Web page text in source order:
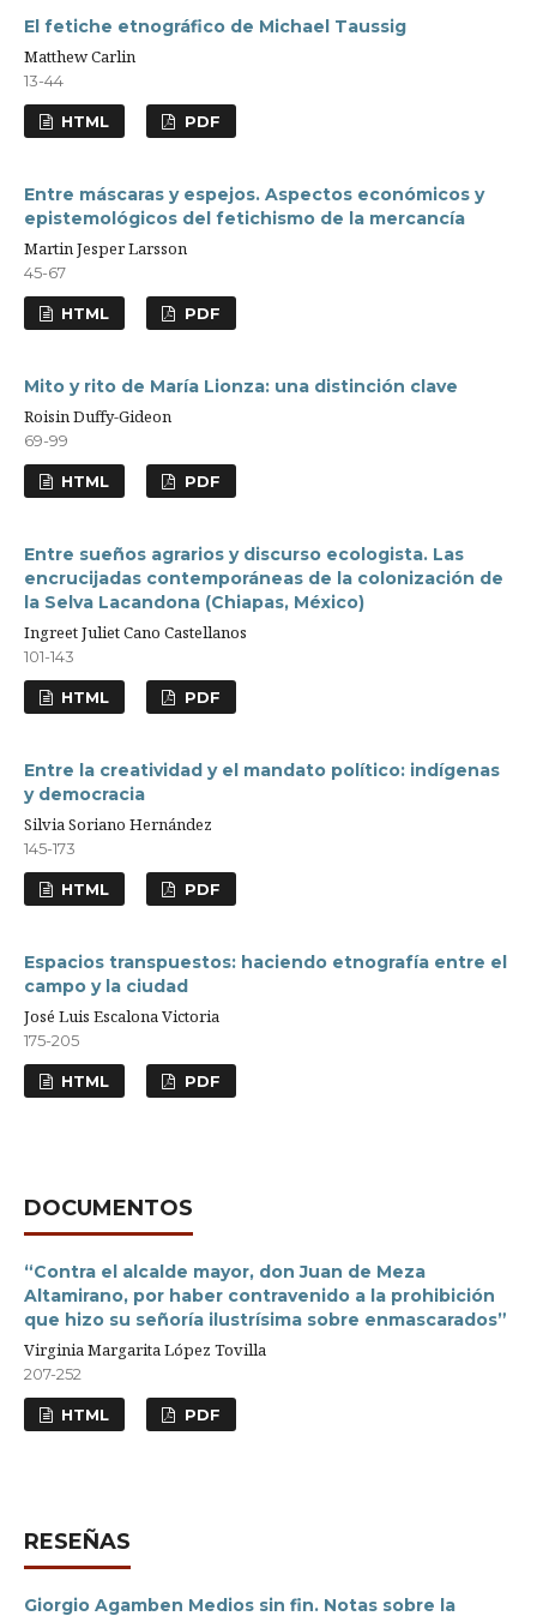
El fetiche etnográfico de Michael Taussig
Matthew Carlin
13-44
HTML PDF
Entre máscaras y espejos. Aspectos económicos y
epistemológicos del fetichismo de la mercancía
Martin Jesper Larsson
45-67
HTML PDF
Mito y rito de María Lionza: una distinción clave
Roisin Duffy-Gideon
69-99
HTML PDF
Entre sueños agrarios y discurso ecologista. Las
encrucijadas contemporáneas de la colonización de
la Selva Lacandona (Chiapas, México)
Ingreet Juliet Cano Castellanos
101-143
HTML PDF
Entre la creatividad y el mandato político: indígenas
y democracia
Silvia Soriano Hernández
145-173
HTML PDF
Espacios transpuestos: haciendo etnografía entre el
campo y la ciudad
José Luis Escalona Victoria
175-205
HTML PDF
DOCUMENTOS
“Contra el alcalde mayor, don Juan de Meza
Altamirano, por haber contravenido a la prohibición
que hizo su señoría ilustrísima sobre enmascarados”
Virginia Margarita López Tovilla
207-252
HTML PDF
RESEÑAS
Giorgio Agamben Medios sin fin. Notas sobre la